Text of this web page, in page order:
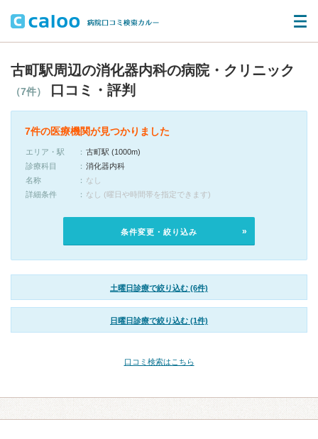
古町駅周辺の消化器内科の病院・クリニック
（7件） 口コミ・評判
7件の医療機関が見つかりました
エリア・駅
古町駅 (1000m)
診療科目
消化器内科
名称
なし
詳細条件
なし (曜日や時間帯を指定できます)
条件変更・絞り込み
土曜日診療で絞り込む (6件)
日曜日診療で絞り込む (1件)
口コミ検索はこちら